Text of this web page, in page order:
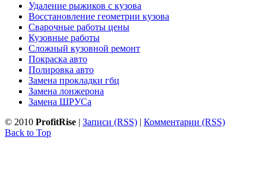
Удаление рыжиков с кузова
Восстановление геометрии кузова
Сварочные работы цены
Кузовные работы
Сложный кузовной ремонт
Покраска авто
Полировка авто
Замена прокладки гбц
Замена лонжерона
Замена ШРУСа
© 2010 ProfitRise | Записи (RSS) | Комментарии (RSS)
Back to Top